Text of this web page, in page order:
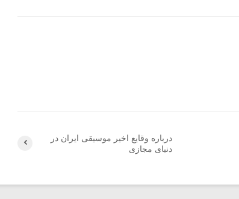
درباره وقایع اخیر موسیقی ایران در
دنیای مجازی